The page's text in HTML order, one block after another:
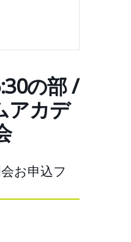
の部 /
アカデ
お申込フ